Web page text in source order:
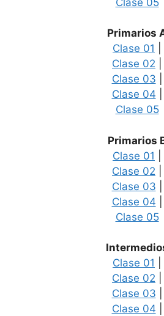
Primarios
Clase 01
Clase 02
Clase 03
Clase 04
Clase 05
Primarios
Clase 01
Clase 02
Clase 03
Clase 04
Clase 05
Clase 01
Clase 02
Clase 03
Clase 04